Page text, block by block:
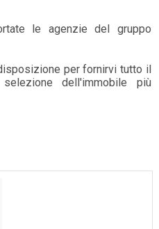
le agenzie del gruppo
per fornirvi tutto il
dell'immobile più